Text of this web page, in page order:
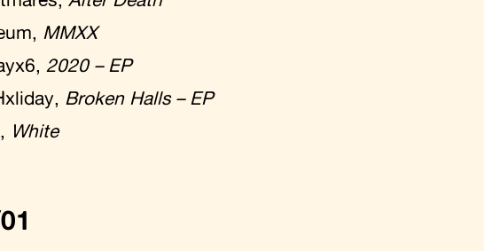
MMXX
2020 – EP
Broken Halls – EP
White